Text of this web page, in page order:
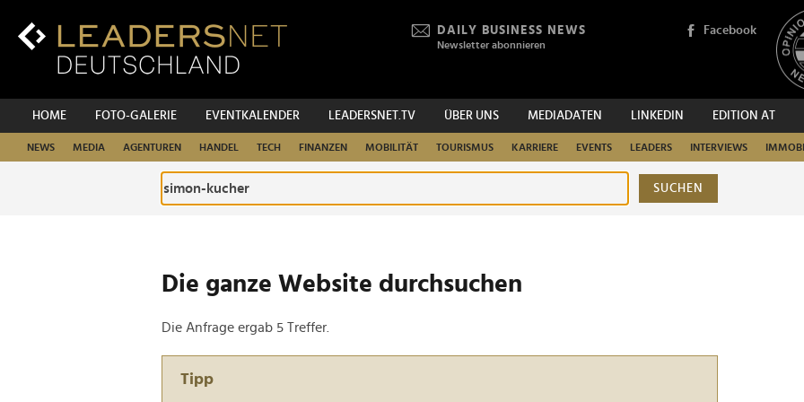
Inhalt
DAILY BUSINESS NEWS
Newsletter abonnieren
Facebook
HOME FOTO-GALERIE EVENTKALENDER LEADERSNET.TV ÜBER UNS MEDIADATEN LINKEDIN EDITION AT
NEWS MEDIA AGENTUREN HANDEL TECH FINANZEN MOBILITÄT TOURISMUS KARRIERE EVENTS LEADERS INTERVIEWS
SUCHEN
Die ganze Website durchsuchen
Die Anfrage ergab 5 Treffer.
Tipp